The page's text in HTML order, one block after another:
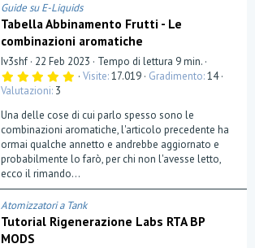
Guide su E-Liquids
Tabella Abbinamento Frutti - Le
combinazioni aromatiche
Iv3shf 22 Feb 2023
Tempo di lettura 9 min.
5
0
s
t
e
l
l
(
e
)
Visite 17.019 Gradimento 14
Valutazioni 3
Una delle cose di cui parlo spesso sono le
combinazioni aromatiche, l'articolo precedente ha
ormai qualche annetto e andrebbe aggiornato e
probabilmente lo farò, per chi non l'avesse letto,
ecco il rimando...
Atomizzatori a Tank
Tutorial Rigenerazione Labs RTA BP
MODS